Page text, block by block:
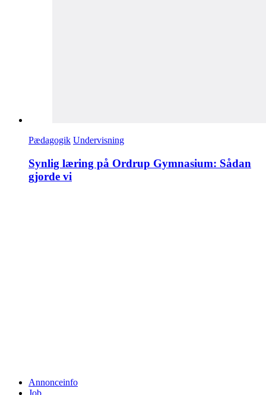
Pædagogik Undervisning
Synlig læring på Ordrup Gymnasium: Sådan
gjorde vi
Annonceinfo
Job